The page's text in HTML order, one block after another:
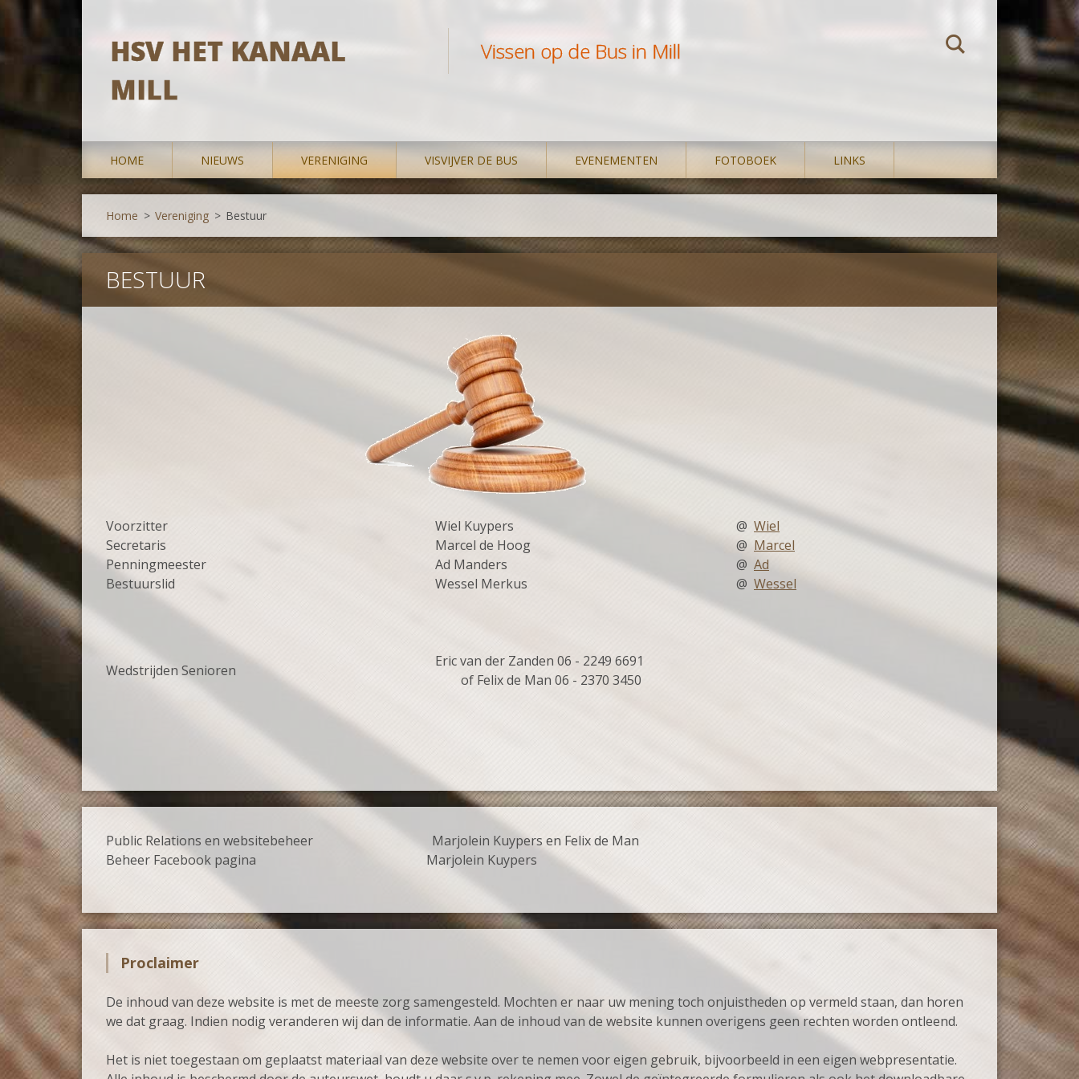
HSV HET KANAAL
MILL
Vissen op de Bus in Mill
HOME NIEUWS VERENIGING VISVIJVER DE BUS EVENEMENTEN FOTOBOEK LINKS
Home > Vereniging > Bestuur
BESTUUR
Voorzitter Wiel Kuypers @ Wiel
Secretaris
Marcel de Hoog @ Marcel
Penningmeester
Ad Manders @ Ad
Bestuurslid
Wessel Merkus @ Wessel
Wedstrijden Senioren
Eric van der Zanden 06 - 2249 6691
of Felix de Man 06 - 2370 3450
Public Relations en websitebeheer Marjolein Kuypers en Felix de Man
Beheer Facebook pagina Marjolein Kuypers
Proclaimer
De inhoud van deze website is met de meeste zorg samengesteld. Mochten er naar uw mening toch onjuistheden op vermeld staan, dan horen
we dat graag. Indien nodig veranderen wij dan de informatie. Aan de inhoud van de website kunnen overigens geen rechten worden ontleend.
Het is niet toegestaan om geplaatst materiaal van deze website over te nemen voor eigen gebruik, bijvoorbeeld in een eigen webpresentatie.